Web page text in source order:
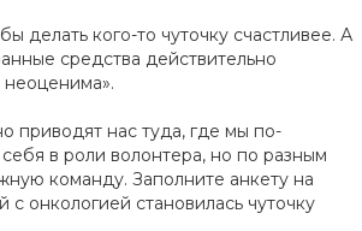
делать кого-то чуточку счастливее. А
средства действительно
приводят нас туда, где мы по-
в роли волонтера, но по разным
команду. Заполните анкету на
онкологией становилась чуточку